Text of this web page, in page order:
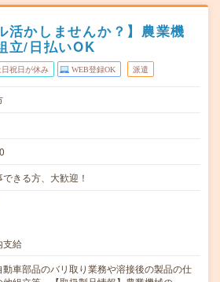
活かしませんか？】農業機
立/日払いOK
日祝日が休み WEB登録OK 派遣
きる方、大歓迎！
支給
動車部品のバリ取り業務や溶接後の製品の仕